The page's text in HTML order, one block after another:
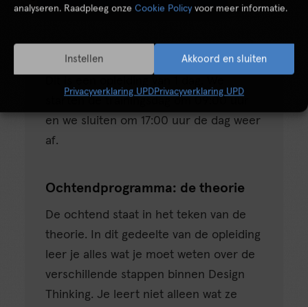
analyseren. Raadpleeg onze Cookie Policy voor meer informatie.
Akkoord en sluiten
Instellen
Privacyverklaring UPDPrivacyverklaring UPD
starten de trainingsdag om 09:00 uur
en we sluiten om 17:00 uur de dag weer
af.
Ochtendprogramma: de theorie
De ochtend staat in het teken van de
theorie. In dit gedeelte van de opleiding
leer je alles wat je moet weten over de
verschillende stappen binnen Design
Thinking. Je leert niet alleen wat ze